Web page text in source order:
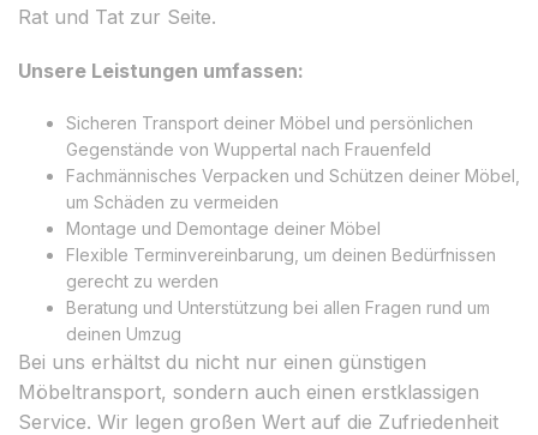
Rat und Tat zur Seite.
Unsere Leistungen umfassen:
Sicheren Transport deiner Möbel und persönlichen
Gegenstände von Wuppertal nach Frauenfeld
Fachmännisches Verpacken und Schützen deiner Möbel,
um Schäden zu vermeiden
Montage und Demontage deiner Möbel
Flexible Terminvereinbarung, um deinen Bedürfnissen
gerecht zu werden
Beratung und Unterstützung bei allen Fragen rund um
deinen Umzug
Bei uns erhältst du nicht nur einen günstigen
Möbeltransport, sondern auch einen erstklassigen
Service. Wir legen großen Wert auf die Zufriedenheit